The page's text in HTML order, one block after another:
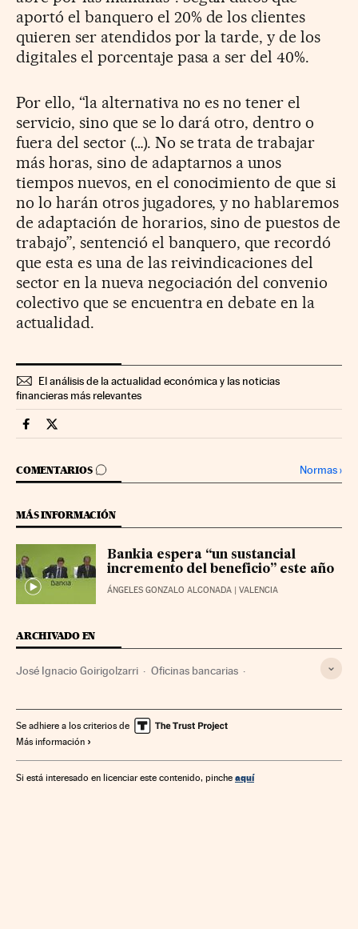
aportó el banquero el 20% de los clientes
quieren ser atendidos por la tarde, y de los
digitales el porcentaje pasa a ser del 40%.
Por ello, “la alternativa no es no tener el
servicio, sino que se lo dará otro, dentro o
fuera del sector (…). No se trata de trabajar
más horas, sino de adaptarnos a unos
tiempos nuevos, en el conocimiento de que si
no lo harán otros jugadores, y no hablaremos
de adaptación de horarios, sino de puestos de
trabajo”, sentenció el banquero, que recordó
que esta es una de las reivindicaciones del
sector en la nueva negociación del convenio
colectivo que se encuentra en debate en la
actualidad.
El análisis de la actualidad económica y las noticias
financieras más relevantes
Mercados Financieros Cinco Días en Facebook
Mercados Financieros Cinco Días en Twitter
COMENTARIOS
IR A LOS COMENTARIOS Normas›
MÁS INFORMACIÓN
Bankia espera “un sustancial
incremento del beneficio” este año
ÁNGELES GONZALO ALCONADA | VALENCIA
ARCHIVADO EN
José Ignacio Goirigolzarri Oficinas bancarias
Empresas Banca Economía Finanzas
Se adhiere a los criterios de
Más información
Si está interesado en licenciar este contenido, pinche aquí